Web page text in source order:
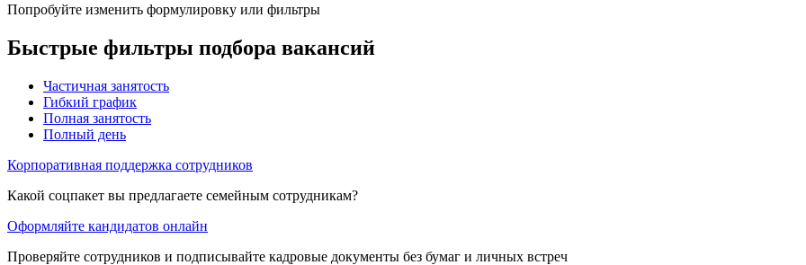
Попробуйте изменить формулировку или фильтры
Быстрые фильтры подбора вакансий
Частичная занятость
Гибкий график
Полная занятость
Полный день
Корпоративная поддержка сотрудников
Какой соцпакет вы предлагаете семейным сотрудникам?
Оформляйте кандидатов онлайн
Проверяйте сотрудников и подписывайте кадровые документы без бумаг и личных встреч